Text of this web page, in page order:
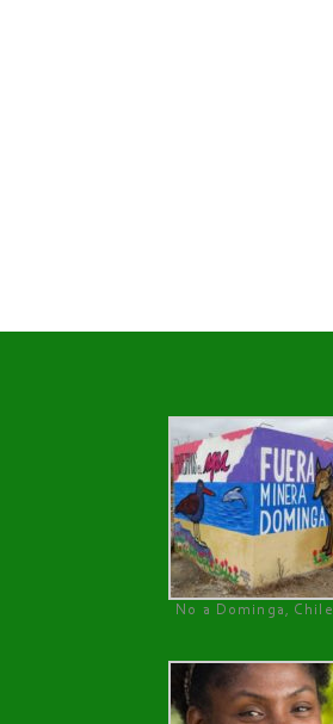
No a Dominga, Chile